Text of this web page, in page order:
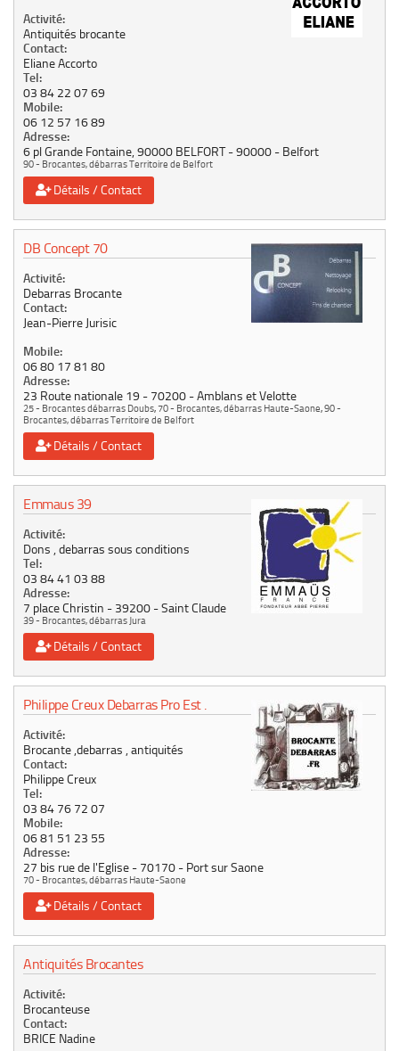
Activité:
Antiquités brocante
Contact:
Eliane Accorto
Tel:
03 84 22 07 69
Mobile:
06 12 57 16 89
Adresse:
6 pl Grande Fontaine, 90000 BELFORT 90000 Belfort
90 - Brocantes, débarras Territoire de Belfort
Détails / Contact
DB Concept 70
Activité:
Debarras Brocante
Contact:
Jean-Pierre Jurisic
Mobile:
06 80 17 81 80
Adresse:
23 Route nationale 19 70200 Amblans et Velotte
25 - Brocantes débarras Doubs,70 - Brocantes, débarras Haute-Saone,90 -
Brocantes, débarras Territoire de Belfort
Détails / Contact
Emmaus 39
Activité:
Dons , debarras sous conditions
Tel:
03 84 41 03 88
Adresse:
7 place Christin 39200 Saint Claude
39 - Brocantes, débarras Jura
Détails / Contact
Philippe Creux Debarras Pro Est .
Activité:
Brocante ,debarras , antiquités
Contact:
Philippe Creux
Tel:
03 84 76 72 07
Mobile:
06 81 51 23 55
Adresse:
27 bis rue de l'Eglise 70170 Port sur Saone
70 - Brocantes, débarras Haute-Saone
Détails / Contact
Antiquités Brocantes
Activité:
Brocanteuse
Contact:
BRICE Nadine